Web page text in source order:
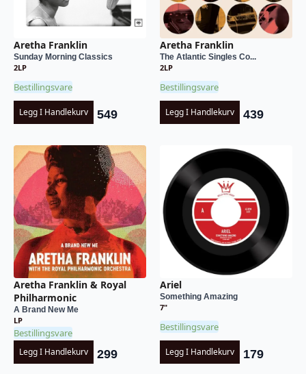
Aretha Franklin
Sunday Morning Classics
2LP
Bestillingsvare
Legg I Handlekurv 549
Aretha Franklin
The Atlantic Singles Co...
2LP
Bestillingsvare
Legg I Handlekurv 439
Aretha Franklin & Royal
Philharmonic
A Brand New Me
LP
Bestillingsvare
Legg I Handlekurv 299
Ariel
Something Amazing
7"
Bestillingsvare
Legg I Handlekurv 179